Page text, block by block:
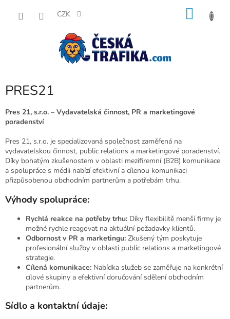
CZK
PRES21
Pres 21, s.r.o. – Vydavatelská činnost, PR a marketingové
poradenství
Pres 21, s.r.o. je specializovaná společnost zaměřená na
vydavatelskou činnost, public relations a marketingové poradenství.
Díky bohatým zkušenostem v oblasti mezifiremní (B2B) komunikace
a spolupráce s médii nabízí efektivní a cílenou komunikaci
přizpůsobenou obchodním partnerům a potřebám trhu.
Výhody spolupráce:
Rychlá reakce na potřeby trhu: Díky flexibilitě menší firmy je
možné rychle reagovat na aktuální požadavky klientů.
Odbornost v PR a marketingu: Zkušený tým poskytuje
profesionální služby v oblasti public relations a marketingové
strategie.
Cílená komunikace: Nabídka služeb se zaměřuje na konkrétní
cílové skupiny a efektivní doručování sdělení obchodním
partnerům.
Sídlo a kontaktní údaje: